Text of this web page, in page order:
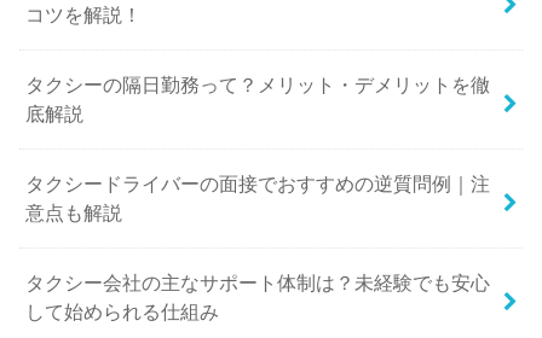
コツを解説！
タクシーの隔日勤務って？メリット・デメリットを徹
底解説
タクシードライバーの面接でおすすめの逆質問例｜注
意点も解説
タクシー会社の主なサポート体制は？未経験でも安心
して始められる仕組み